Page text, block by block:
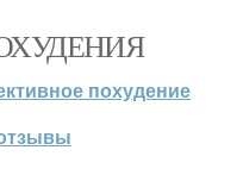
похудение